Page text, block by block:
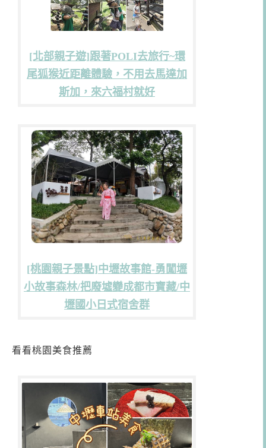
[北部親子遊]跟著POLI去旅行~環
尾狐猴近距離體驗，不用去馬達加
斯加，來六福村就好
[桃園親子景點]中壢故事館-勇闖壢
小故事森林/把廢墟變成都市寶藏/中
壢國小日式宿舍群
看看桃園美食推薦